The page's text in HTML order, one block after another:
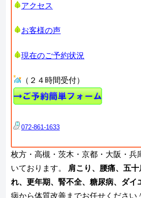
アクセス
お客様の声
現在のご予約状況
（２４時間受付）
072-861-1633
枚方・高槻・茨木・京都・大阪・兵
いております。
肩こり、腰痛、五
れ、更年期、腎不全、糖尿病、ダイ
病から体質改善までお任せください